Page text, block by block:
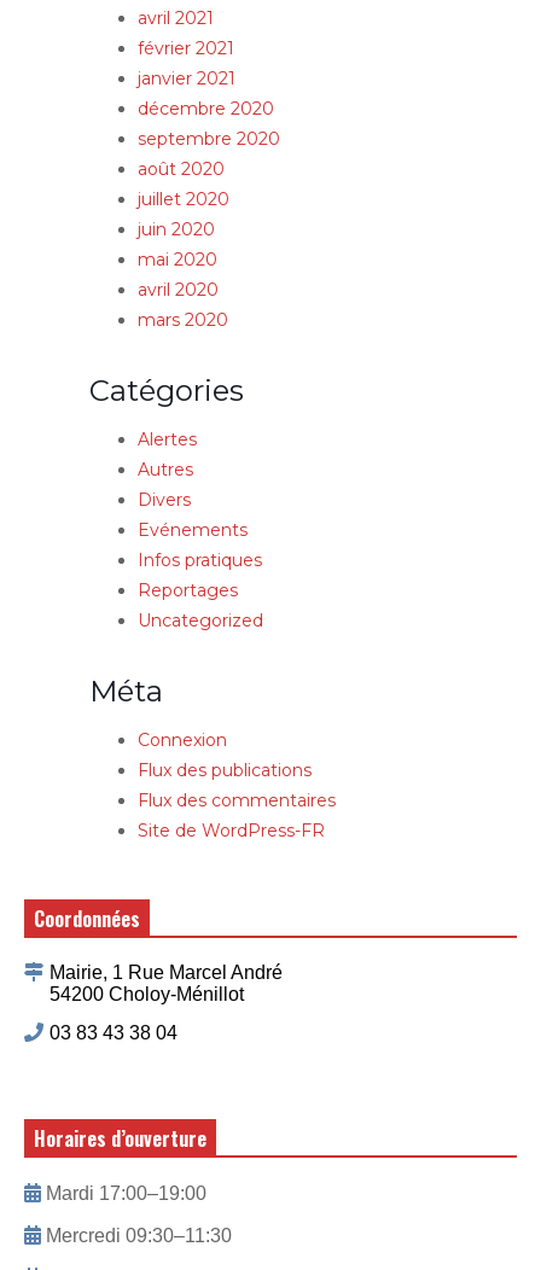
avril 2021
février 2021
janvier 2021
décembre 2020
septembre 2020
août 2020
juillet 2020
juin 2020
mai 2020
avril 2020
mars 2020
Catégories
Alertes
Autres
Divers
Evénements
Infos pratiques
Reportages
Uncategorized
Méta
Connexion
Flux des publications
Flux des commentaires
Site de WordPress-FR
Coordonnées
Mairie, 1 Rue Marcel André
54200 Choloy-Ménillot
03 83 43 38 04
Horaires d’ouverture
Mardi 17:00–19:00
Mercredi 09:30–11:30